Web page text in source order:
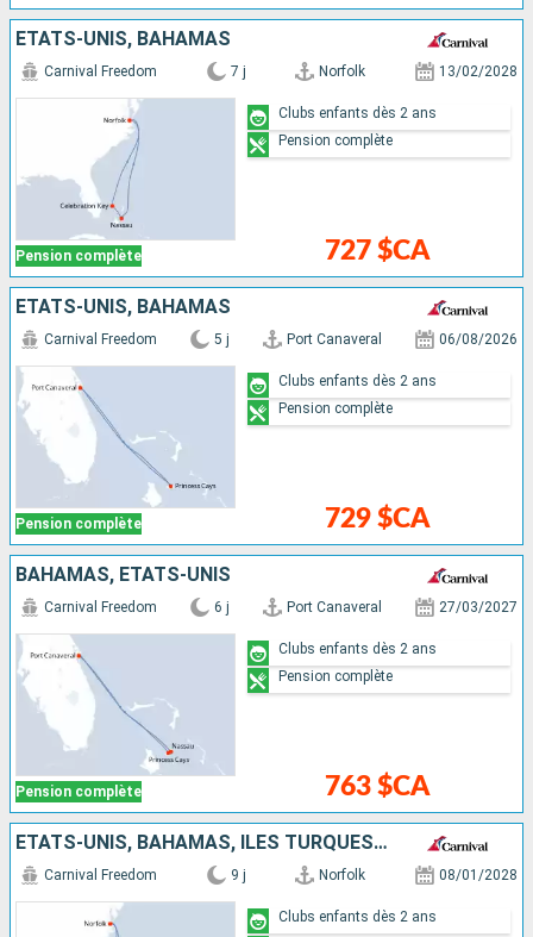
ÉTATS-UNIS, BAHAMAS
Pension complète
Carnival Freedom 7 j Norfolk 13/02/2028
727 $CA
Clubs enfants dès 2 ans
Pension complète
ÉTATS-UNIS, BAHAMAS
Pension complète
Carnival Freedom 5 j Port Canaveral 06/08/2026
729 $CA
Clubs enfants dès 2 ans
Pension complète
BAHAMAS, ÉTATS-UNIS
Pension complète
Carnival Freedom 6 j Port Canaveral 27/03/2027
763 $CA
Clubs enfants dès 2 ans
Pension complète
ÉTATS-UNIS, BAHAMAS, ÎLES TURQUES-ET-CAÏQUES, RÉPUBLIQUE DOMINICAINE
Carnival Freedom 9 j Norfolk 08/01/2028
Clubs enfants dès 2 ans